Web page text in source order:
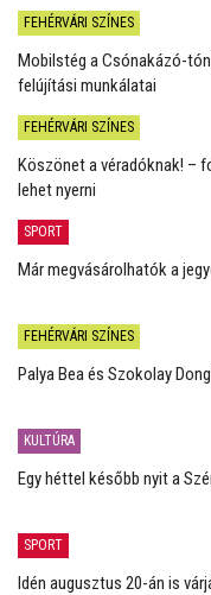
FEHÉRVÁRI SZÍNES
Mobilstég a Csónakázó-
felújítási munkálatai
FEHÉRVÁRI SZÍNES
Köszönet a véradóknak! –
lehet nyerni
SPORT
Már megvásárolhatók a
FEHÉRVÁRI SZÍNES
Palya Bea és Szokolay
KULTÚRA
Egy héttel később nyit a
SPORT
Idén augusztus 20-án is